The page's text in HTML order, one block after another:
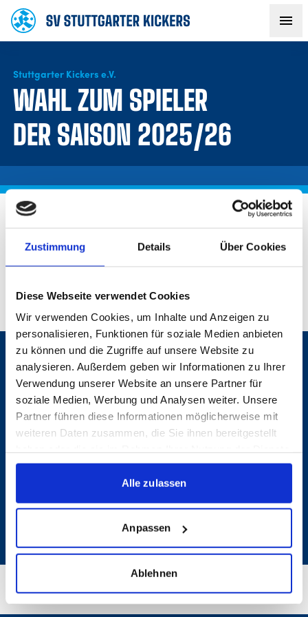
Zustimmung Details Über Cookies
Diese Webseite verwendet Cookies
Wir verwenden Cookies, um Inhalte und Anzeigen zu
personalisieren, Funktionen für soziale Medien anbieten
zu können und die Zugriffe auf unsere Website zu
analysieren. Außerdem geben wir Informationen zu Ihrer
Verwendung unserer Website an unsere Partner für
soziale Medien, Werbung und Analysen weiter. Unsere
Partner führen diese Informationen möglicherweise mit
weiteren Daten zusammen, die Sie ihnen bereitgestellt
gesammelt haben.
Alle zulassen
Anpassen
Ablehnen
AKTUELLES
TEAM
VEREIN
FANS
NACHWUCHS
BUSINESS
FANSHOP
TICKETS
KONTAKT
Präsentiert von
Stuttgarter Kickers e.V.
WAHL ZUM SPIELER
DER SAISON 2025/26
Die Gewinner werden in Kürze per E-Mail
1. MANNSCHAFT
VEREIN
FANS
NACHWUCHS